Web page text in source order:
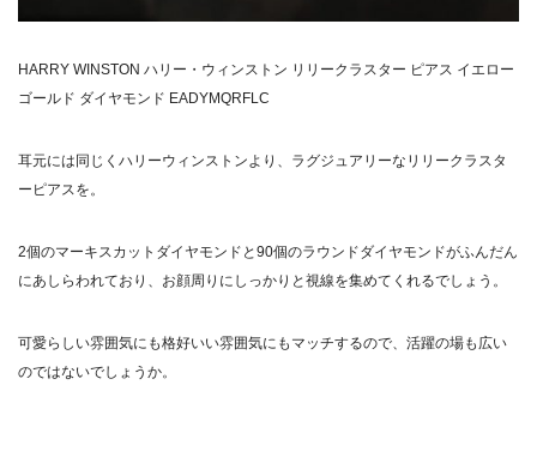
HARRY WINSTON ハリー・ウィンストン リリークラスター ピアス イエロー
ゴールド ダイヤモンド EADYMQRFLC
耳元には同じくハリーウィンストンより、ラグジュアリーなリリークラスタ
ーピアスを。
2個のマーキスカットダイヤモンドと 90個のラウンドダイヤモンドがふんだん
にあしらわれており、お顔周りにしっかりと視線を集めてくれるでしょう。
可愛らしい雰囲気にも格好いい雰囲気にもマッチするので、活躍の場も広い
のではないでしょうか。